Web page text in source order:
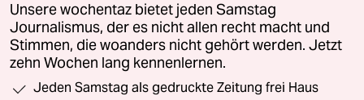
Unsere wochentaz bietet jeden Samstag
Journalismus, der es nicht allen recht macht und
Stimmen, die woanders nicht gehört werden. Jetzt
zehn Wochen lang kennenlernen.
Jeden Samstag als gedruckte Zeitung frei Haus